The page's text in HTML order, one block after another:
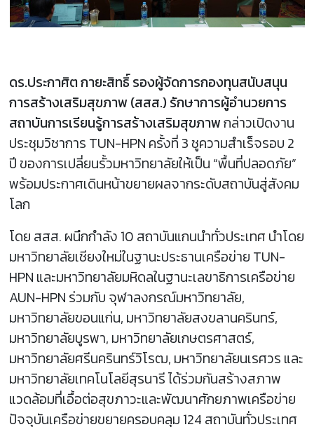
ดร.ประกาศิต กายะสิทธิ์ รองผู้จัดการกองทุนสนับสนุน
การสร้างเสริมสุขภาพ (สสส.) รักษาการผู้อำนวยการ
สถาบันการเรียนรู้การสร้างเสริมสุขภาพกล่าวเปิดงาน
ประชุมวิชาการ TUN-HPN ครั้งที่ 3 ชูความสำเร็จรอบ 2
ปี ของการเปลี่ยนรั้วมหาวิทยาลัยให้เป็น “พื้นที่ปลอดภัย”
พร้อมประกาศเดินหน้าขยายผลจากระดับสถาบันสู่สังคม
โลก
โดย สสส. ผนึกกำลัง 10 สถาบันแกนนำทั่วประเทศ นำโดย
มหาวิทยาลัยเชียงใหม่ในฐานะประธานเครือข่าย TUN-
HPN และมหาวิทยาลัยมหิดลในฐานะเลขาธิการเครือข่าย
AUN-HPN ร่วมกับ จุฬาลงกรณ์มหาวิทยาลัย,
มหาวิทยาลัยขอนแก่น, มหาวิทยาลัยสงขลานครินทร์,
มหาวิทยาลัยบูรพา, มหาวิทยาลัยเกษตรศาสตร์,
มหาวิทยาลัยศรีนครินทร์วิโรฒ, มหาวิทยาลัยนเรศวร และ
มหาวิทยาลัยเทคโนโลยีสุรนารี ได้ร่วมกันสร้างสภาพ
แวดล้อมที่เอื้อต่อสุขภาวะและพัฒนาศักยภาพเครือข่าย
ปัจจุบันเครือข่ายขยายครอบคลุม 124 สถาบันทั่วประเทศ